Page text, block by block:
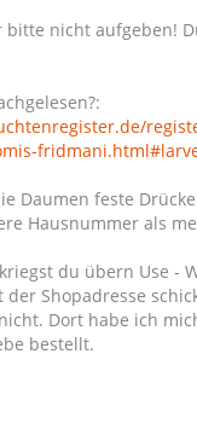
bitte nicht aufgeben!
Daumen feste
Hausnummer als
du übern Use -
Shopadresse
Dort habe ich
bestellt.